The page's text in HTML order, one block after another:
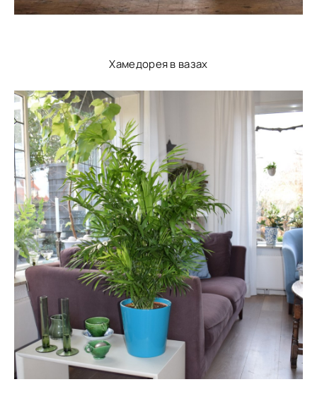
Хамедорея в вазах